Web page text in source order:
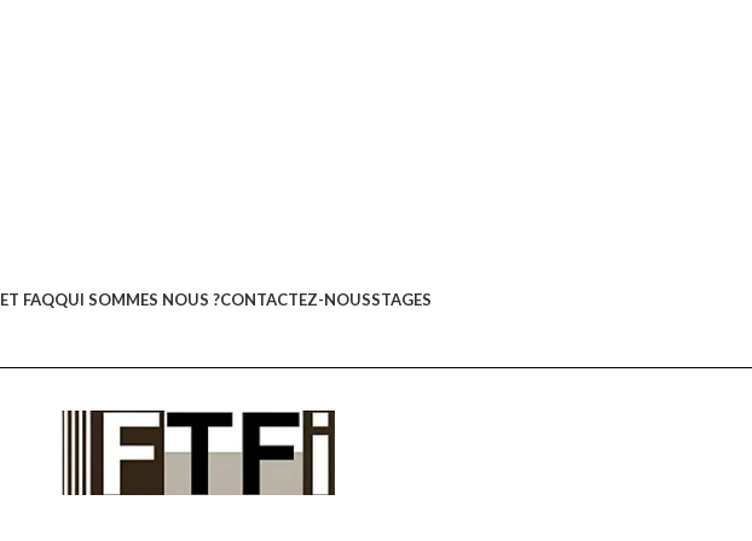
FAQQUI SOMMES NOUS ?CONTACTEZ-NOUSSTAGES